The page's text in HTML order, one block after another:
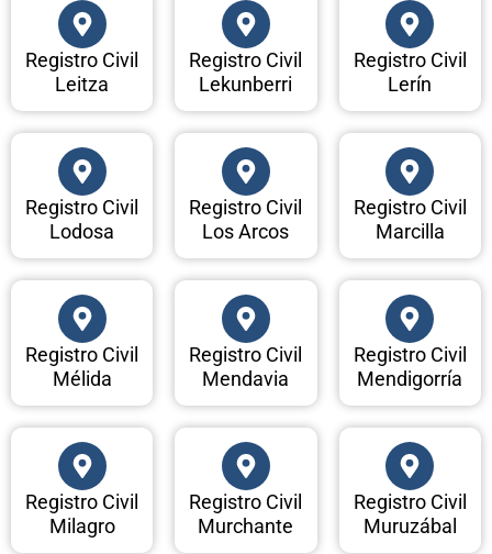
Registro Civil
Leitza
Registro Civil
Lekunberri
Registro Civil
Lerín
Registro Civil
Lodosa
Registro Civil
Los Arcos
Registro Civil
Marcilla
Registro Civil
Mélida
Registro Civil
Mendavia
Registro Civil
Mendigorría
Registro Civil
Milagro
Registro Civil
Murchante
Registro Civil
Muruzábal